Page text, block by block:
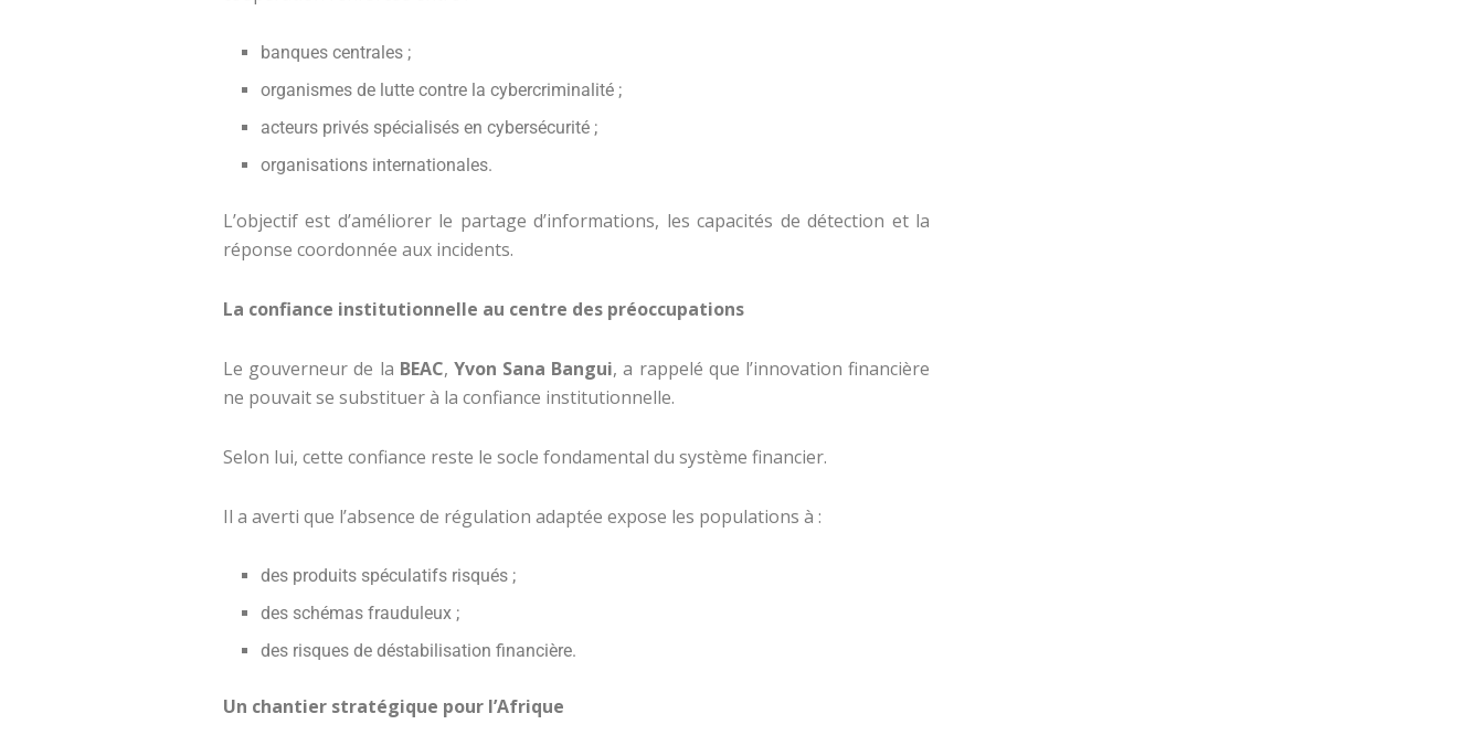
banques centrales ;
organismes de lutte contre la cybercriminalité ;
acteurs privés spécialisés en cybersécurité ;
organisations internationales.
L’objectif est d’améliorer le partage d’informations, les capacités de détection et la
réponse coordonnée aux incidents.
La confiance institutionnelle au centre des préoccupations
Le gouverneur de la BEAC, Yvon Sana Bangui, a rappelé que l’innovation financière
ne pouvait se substituer à la confiance institutionnelle.
Selon lui, cette confiance reste le socle fondamental du système financier.
Il a averti que l’absence de régulation adaptée expose les populations à :
des produits spéculatifs risqués ;
des schémas frauduleux ;
des risques de déstabilisation financière.
Un chantier stratégique pour l’Afrique